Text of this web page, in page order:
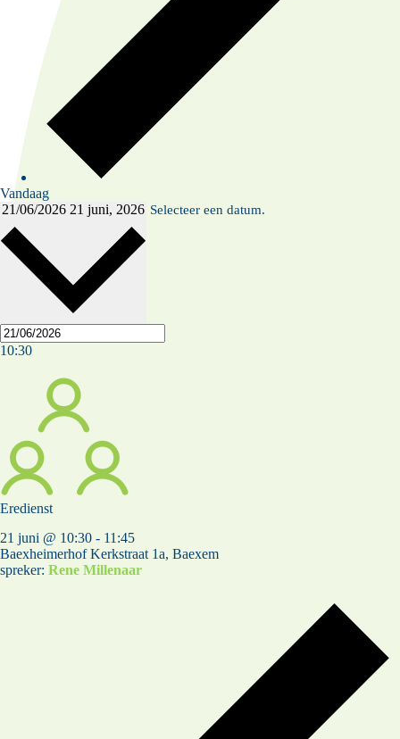
Vandaag
21/06/2026 21 juni, 2026 Selecteer een datum.
10:30
Eredienst
21 juni @ 10:30 - 11:45
BaexheimerhofKerkstraat 1a, Baexem
spreker: Rene Millenaar